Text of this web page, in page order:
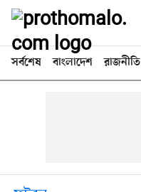
সর্বশেষ বাংলাদেশ রাজনীতি